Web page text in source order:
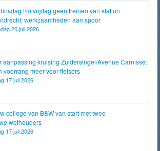
t/m vrijdag geen treinen van station
werkzaamheden aan spoor
20 juli 2026
aanpassing kruising Zuidersingel/Avenue Carnisse:
voorrang meer voor fietsers
17 juli 2026
college van B&W van start met twee
wethouders
17 juli 2026